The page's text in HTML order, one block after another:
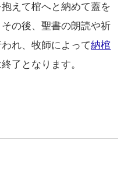
えて棺へと納めて蓋を
の後、聖書の朗読や祈
れ、牧師によって納棺
了となります。